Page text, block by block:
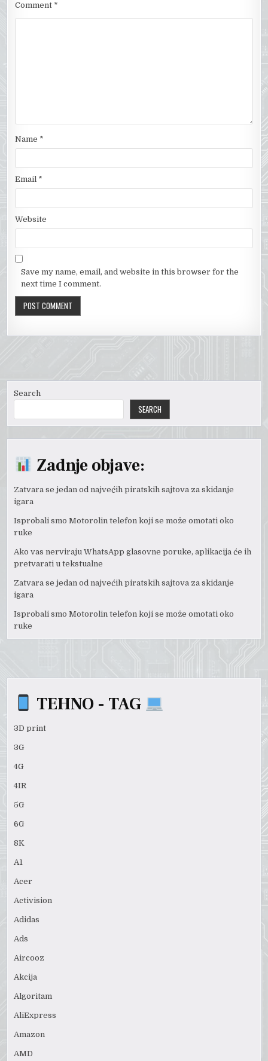
Comment *
Name *
Email *
Website
Save my name, email, and website in this browser for the
next time I comment.
Search
SEARCH
Zadnje objave:
Zatvara se jedan od najvećih piratskih sajtova za skidanje
igara
Isprobali smo Motorolin telefon koji se može omotati oko
ruke
Ako vas nerviraju WhatsApp glasovne poruke, aplikacija će ih
pretvarati u tekstualne
Zatvara se jedan od najvećih piratskih sajtova za skidanje
igara
Isprobali smo Motorolin telefon koji se može omotati oko
ruke
TEHNO - TAG
3D print
3G
4G
4IR
5G
6G
8K
A1
Acer
Activision
Adidas
Ads
Aircooz
Akcija
Algoritam
AliExpress
Amazon
AMD